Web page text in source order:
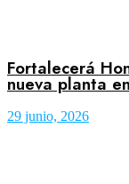
Fortalecerá
nueva planta
29 junio, 2026